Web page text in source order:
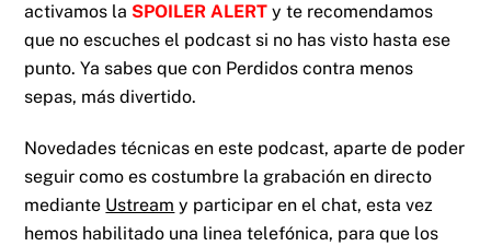
activamos la SPOILER ALERT y te recomendamos
que no escuches el podcast si no has visto hasta ese
punto. Ya sabes que con Perdidos contra menos
sepas, más divertido.
Novedades técnicas en este podcast, aparte de poder
seguir como es costumbre la grabación en directo
mediante Ustream y participar en el chat, esta vez
hemos habilitado una linea telefónica, para que los